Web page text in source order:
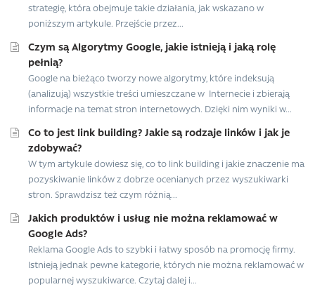
strategię, która obejmuje takie działania, jak wskazano w
poniższym artykule. Przejście przez...
Czym są Algorytmy Google, jakie istnieją i jaką rolę
pełnią?
Google na bieżąco tworzy nowe algorytmy, które indeksują
(analizują) wszystkie treści umieszczane w Internecie i zbierają
informacje na temat stron internetowych. Dzięki nim wyniki w...
Co to jest link building? Jakie są rodzaje linków i jak je
zdobywać?
W tym artykule dowiesz się, co to link building i jakie znaczenie ma
pozyskiwanie linków z dobrze ocenianych przez wyszukiwarki
stron. Sprawdzisz też czym różnią...
Jakich produktów i usług nie można reklamować w
Google Ads?
Reklama Google Ads to szybki i łatwy sposób na promocję firmy.
Istnieją jednak pewne kategorie, których nie można reklamować w
popularnej wyszukiwarce. Czytaj dalej i...